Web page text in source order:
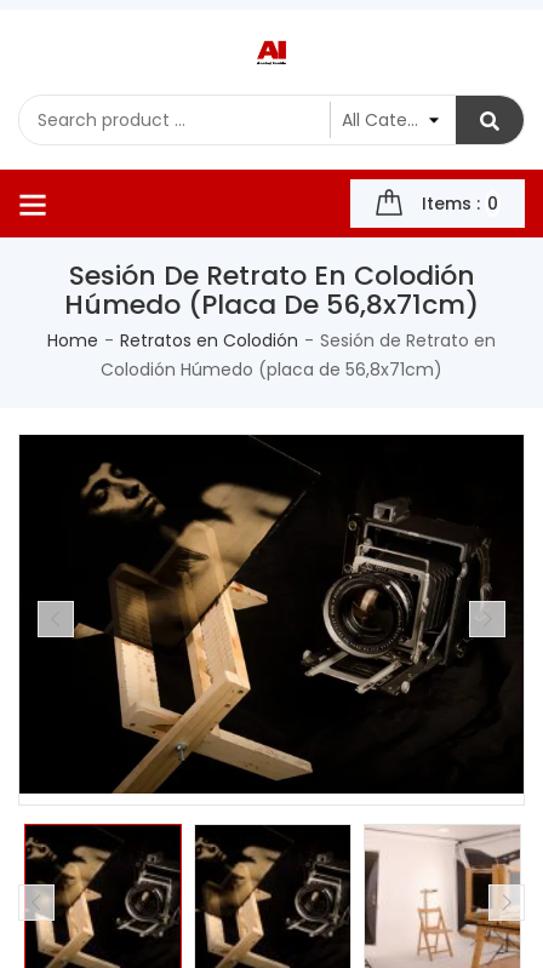
Items : 0
Sesión De Retrato En Colodión
Húmedo (placa De 56,8x71cm)
Home Retratos en Colodión
Sesión de Retrato en
Colodión Húmedo (placa de 56,8x71cm)